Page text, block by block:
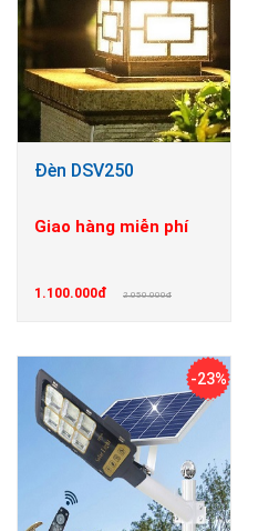
Đèn DSV250
Giao hàng miễn phí
1.100.000đ 2.050.000đ
-23%